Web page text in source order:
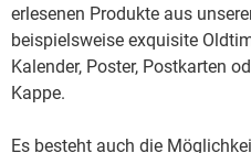
erlesenen Produkte aus
beispielsweise exquisite
Kalender, Poster, Postkarten
Kappe.
Es besteht auch die